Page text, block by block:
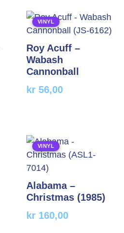
VINYL
Roy Acuff –
Wabash
Cannonball
kr 56,00
VINYL
Alabama –
Christmas (1985)
kr 160,00